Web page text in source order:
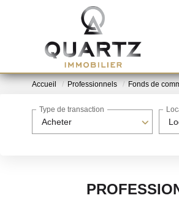
Accueil Professionnels Fonds de
Acheter
Type de transaction